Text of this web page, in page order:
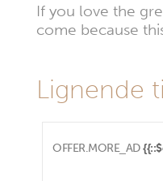
If you love the
come because
Lignende
OFFER.MORE_AD